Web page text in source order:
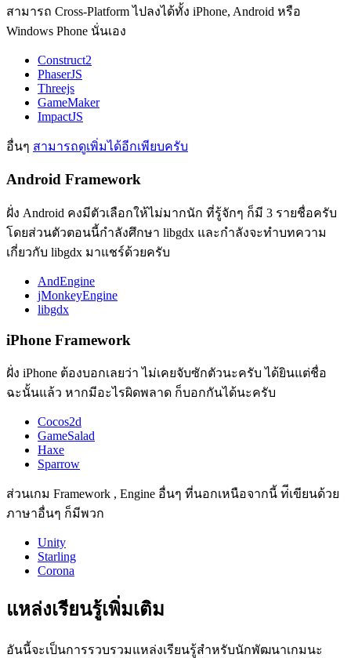
สามารถ Cross-Platform ไปลงได้ทั้ง iPhone, Android หรือ
Windows Phone นั่นเอง
Construct2
PhaserJS
Threejs
GameMaker
ImpactJS
อื่นๆ สามารถดูเพิ่มได้อีกเพียบครับ
Android Framework
ฝั่ง Android คงมีตัวเลือกให้ไม่มากนัก ที่รู้จักๆ ก็มี 3 รายชื่อครับ
โดยส่วนตัวตอนนี้กำลังศึกษา libgdx และกำลังจะทำบทความ
เกี่ยวกับ libgdx มาแชร์ด้วยครับ
AndEngine
jMonkeyEngine
libgdx
iPhone Framework
ฝั่ง iPhone ต้องบอกเลยว่า ไม่เคยจับซักตัวนะครับ ได้ยินแต่ชื่อ
ฉะนั้นแล้ว หากมีอะไรผิดพลาด ก็บอกกันได้นะครับ
Cocos2d
GameSalad
Haxe
Sparrow
ส่วนเกม Framework , Engine อื่นๆ ที่นอกเหนือจากนี้ ท่ีเขียนด้วย
ภาษาอื่นๆ ก็มีพวก
Unity
Starling
Corona
แหล่งเรียนรู้เพิ่มเติม
อันนี้จะเป็นการรวบรวมแหล่งเรียนรู้สำหรับนักพัฒนาเกมนะ